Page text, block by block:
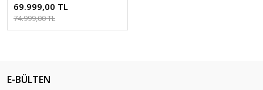
69.999,00 TL
74.999,00 TL
E-BÜLTEN